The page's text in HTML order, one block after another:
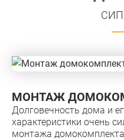
МОНТАЖ
Долговечность дома и
характеристики очень
монтажа